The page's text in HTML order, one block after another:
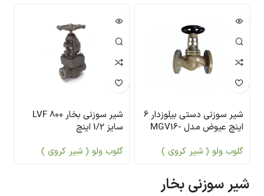
شیر سوزنی دستی بیلوزدار 6
اینچ عیوض مدل MGV16-
گلوب ولو ( شیر کروی )
شیر سوزنی بخار 800 LVF
سایز 1/2 اینچ
گلوب ولو ( شیر کروی )
شیر سوزنی بخار